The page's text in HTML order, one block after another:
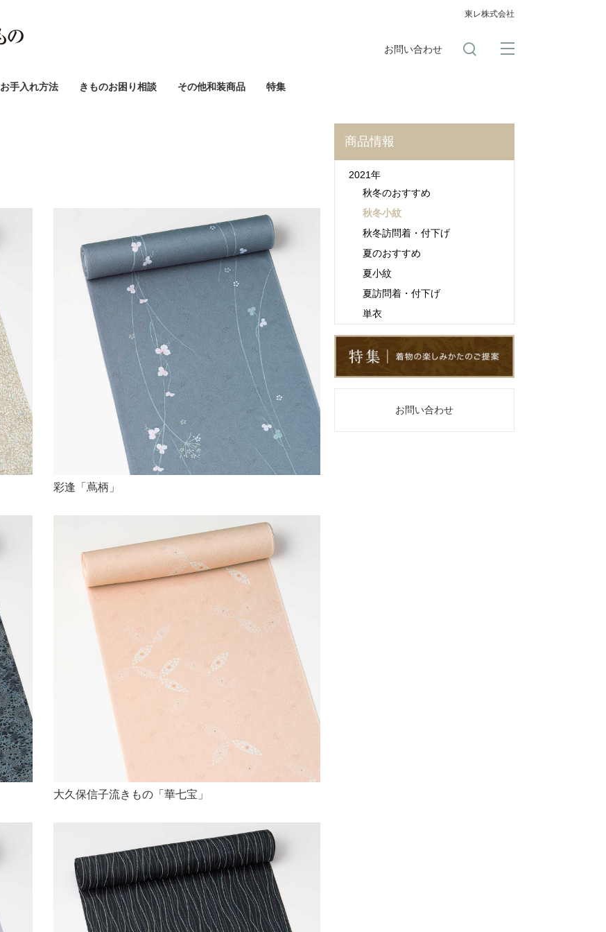
お問い合わせ
東レ株式会社
お手入れ方法 きものお困り相談 その他和装商品 特集
彩逢「蔦柄」
大久保信子流きもの「華七宝」
商品情報
2021年
秋冬のおすすめ
秋冬小紋
秋冬訪問着・付下げ
夏のおすすめ
夏小紋
夏訪問着・付下げ
単衣
お問い合わせ